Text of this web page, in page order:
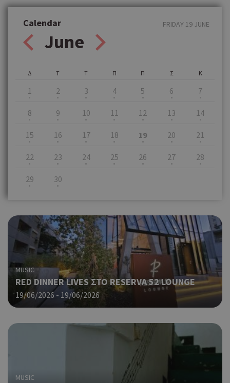
Calendar
June
FRIDAY 19 JUNE
Δ
1
Τ
2
Τ
3
Π
4
Π
5
Σ
6
Κ
7
8 9 10 11 12 13 14
15 16 17 18 19 20 21
22 23 24 25 26 27 28
29 30
MUSIC
RED DINNER LIVES ΣΤΟ RESERVA 52 LOUNGE
19/06/2026 - 19/06/2026
MUSIC